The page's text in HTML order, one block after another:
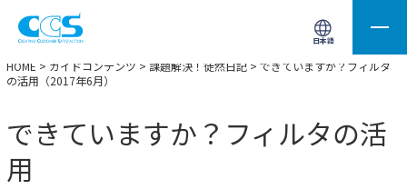
日本語
画像処理用の製品検索 サイト内検索(Enterで実行)
HOME > ガイドコンテンツ > 課題解決！徒然日記 > できていますか？フィルタ
の活用（2017年6月）
できていますか？フィルタの活
用